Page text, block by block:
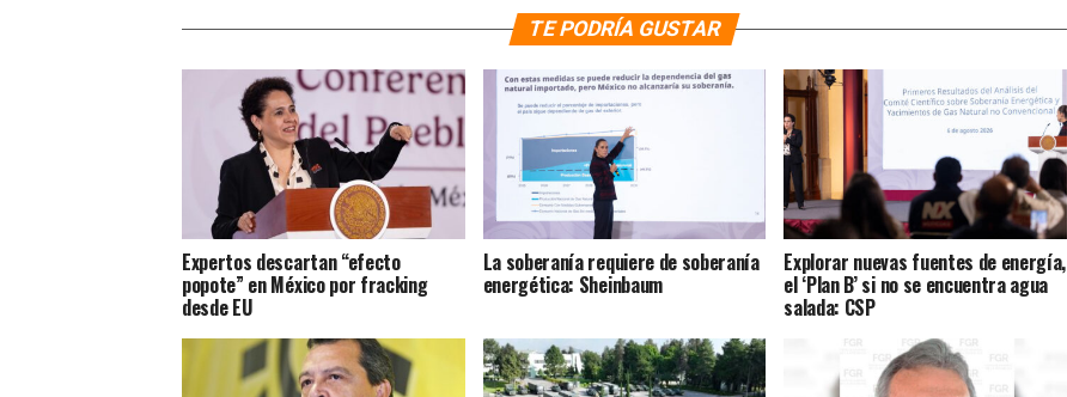
TE PODRÍA GUSTAR
Expertos descartan “efecto
popote” en México por fracking
desde EU
La soberanía requiere de soberanía
energética: Sheinbaum
Explorar nuevas fuentes de energía,
el ‘Plan B’ si no se encuentra agua
salada: CSP